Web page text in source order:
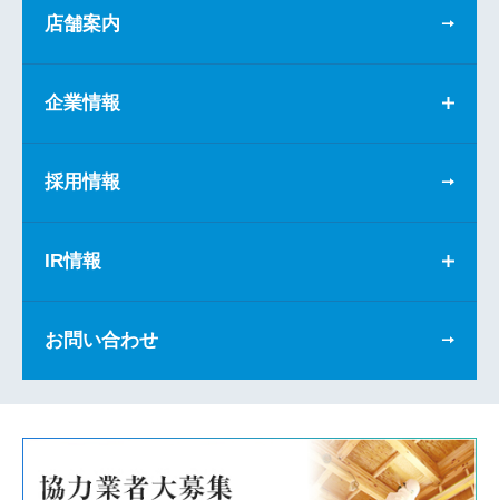
店舗案内
企業情報
採用情報
IR情報
お問い合わせ